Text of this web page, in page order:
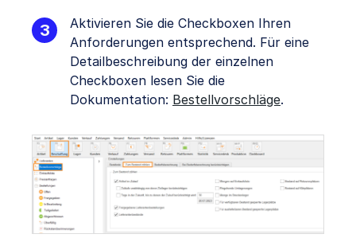
Aktivieren Sie die Checkboxen Ihren
Anforderungen entsprechend. Für eine
Detailbeschreibung der einzelnen
Checkboxen lesen Sie die
Dokumentation: Bestellvorschläge.